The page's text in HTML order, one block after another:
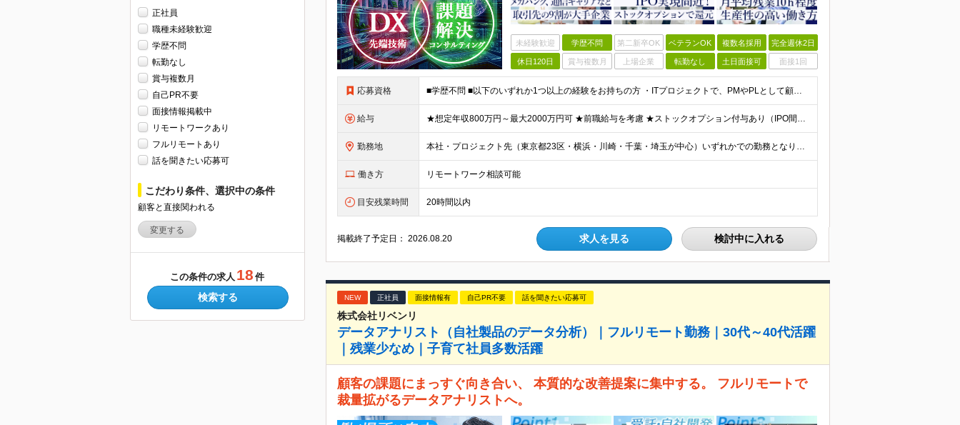
正社員
職種未経験歓迎
学歴不問
転勤なし
賞与複数月
自己PR不要
面接情報掲載中
リモートワークあり
フルリモートあり
話を聞きたい応募可
こだわり条件、選択中の条件
顧客と直接関われる
変更する
この条件の求人 18 件
検索する
未経験歓迎 学歴不問 第二新卒OK ベテランOK 複数名採用 完全週休2日
休日120日 賞与複数月 上場企業 転勤なし 土日面接可 面接1回
応募資格 ■学歴不問 ■以下のいずれか1つ以上の経験をお持ちの方 ・ITプロジェクトで、PMやPLとして顧客折衝・上流工程・マネジメントなどの経験がある方 ・ITコンサルタントとしての実務経験がある方 ≪以下
給与 ★想定年収800万円～最大2000万円可 ★前職給与を考慮 ★ストックオプション付与あり（IPO間近） ★昇給制度あり ┗入社6カ月後に3％以上の昇給があります。その後、業績に合わせて適宜、昇給します
勤務地 本社・プロジェクト先（東京都23区・横浜・川崎・千葉・埼玉が中心）いずれかでの勤務となります（常駐は全体の1割程度！） 《本社》東京都港区虎ノ門3-5-1 虎ノ門37森ビル12F ※(変更の範囲)
働き方 リモートワーク相談可能
目安残業時間 20時間以内
掲載終了予定日：2026.08.20 求人を見る 検討中に入れる
NEW 正社員 面接情報有 自己PR不要 話を聞きたい応募可
株式会社リベンリ
データアナリスト（自社製品のデータ分析）｜フルリモート勤務｜30代～40代活躍
｜残業少なめ｜子育て社員多数活躍
顧客の課題にまっすぐ向き合い、 本質的な改善提案に集中する。 フルリモートで
裁量拡がるデータアナリストへ。